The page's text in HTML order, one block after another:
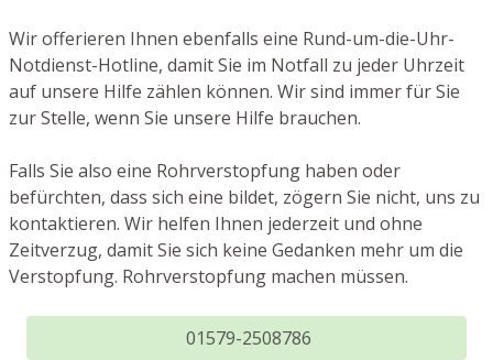
Wir offerieren Ihnen ebenfalls eine Rund-um-die-Uhr-
Notdienst-Hotline, damit Sie im Notfall zu jeder Uhrzeit
auf unsere Hilfe zählen können. Wir sind immer für Sie
zur Stelle, wenn Sie unsere Hilfe brauchen.
Falls Sie also eine Rohrverstopfung haben oder
befürchten, dass sich eine bildet, zögern Sie nicht, uns zu
kontaktieren. Wir helfen Ihnen jederzeit und ohne
Zeitverzug, damit Sie sich keine Gedanken mehr um die
Verstopfung. Rohrverstopfung machen müssen.
01579-2508786